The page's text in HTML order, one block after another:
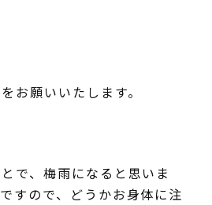
お願いいたします。
で、梅雨になると思いま
すので、どうかお身体に注